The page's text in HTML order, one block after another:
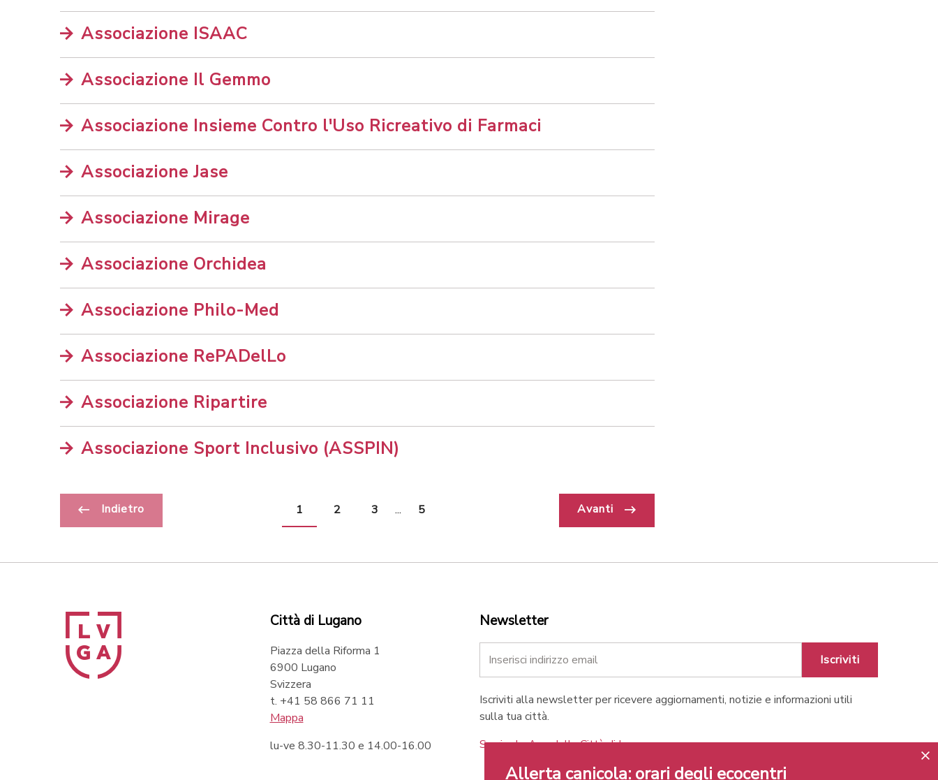
Associazione ISAAC
Associazione Il Gemmo
Associazione Insieme Contro l'Uso Ricreativo di Farmaci
Associazione Jase
Associazione Mirage
Associazione Orchidea
Associazione Philo-Med
Associazione RePADelLo
Associazione Ripartire
Associazione Sport Inclusivo (ASSPIN)
Indietro 1 2 3 ... 5 Avanti
Città di Lugano
Piazza della Riforma 1
6900 Lugano
Svizzera
t. +41 58 866 71 11
Mappa
lu-ve 8.30-11.30 e 14.00-16.00
Newsletter
Iscriviti
Iscriviti alla newsletter per ricevere aggiornamenti, notizie e informazioni utili
sulla tua città.
Scarica le App della Città di Lugano
Allerta canicola: orari degli ecocentri